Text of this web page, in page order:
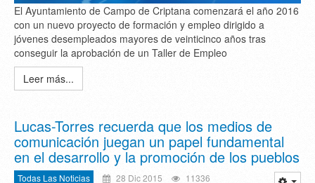
El Ayuntamiento de Campo de Criptana comenzará el año 2016
con un nuevo proyecto de formación y empleo dirigido a
jóvenes desempleados mayores de veinticinco años tras
conseguir la aprobación de un Taller de Empleo
Leer más...
Lucas-Torres recuerda que los medios de
comunicación juegan un papel fundamental
en el desarrollo y la promoción de los pueblos
Todas Las Noticias 28 Dic 2015 11336